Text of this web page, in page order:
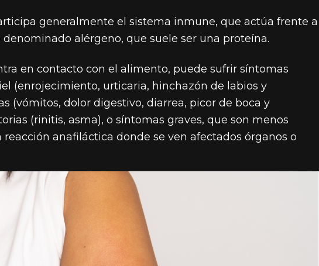
generalmente el sistema inmune, que actúa frente a
alérgeno, que suele ser una proteína.
en contacto con el alimento, puede sufrir síntomas
(enrojecimiento, urticaria, hinchazón de labios y
(vómitos, dolor digestivo, diarrea, picor de boca y
(rinitis, asma), o síntomas graves, que son menos
anafiláctica donde se ven afectados órganos o